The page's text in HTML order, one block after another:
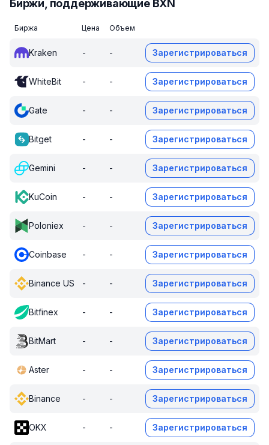
Биржи, поддерживающие BXN
Биржа Цена Объем
Kraken - - Зарегистрироваться
WhiteBit - - Зарегистрироваться
Gate - - Зарегистрироваться
Bitget - - Зарегистрироваться
Gemini - - Зарегистрироваться
KuCoin - - Зарегистрироваться
Poloniex - - Зарегистрироваться
Coinbase - - Зарегистрироваться
Binance US - - Зарегистрироваться
Bitfinex - - Зарегистрироваться
BitMart - - Зарегистрироваться
Aster - - Зарегистрироваться
Binance - - Зарегистрироваться
OKX - - Зарегистрироваться